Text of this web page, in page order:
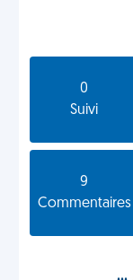
0
Suivi
9
Commentaires